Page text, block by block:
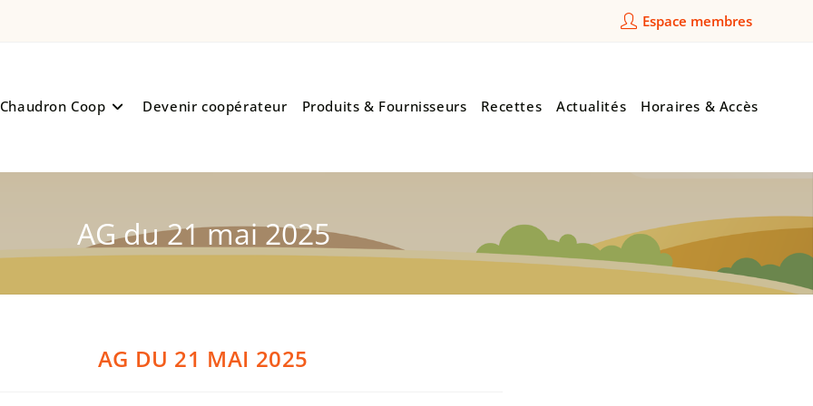
Espace membres
Coop Devenir coopérateur Produits & Fournisseurs Recettes Actualités Horaires & Accès
AG du 21 mai 2025
AG DU 21 MAI 2025